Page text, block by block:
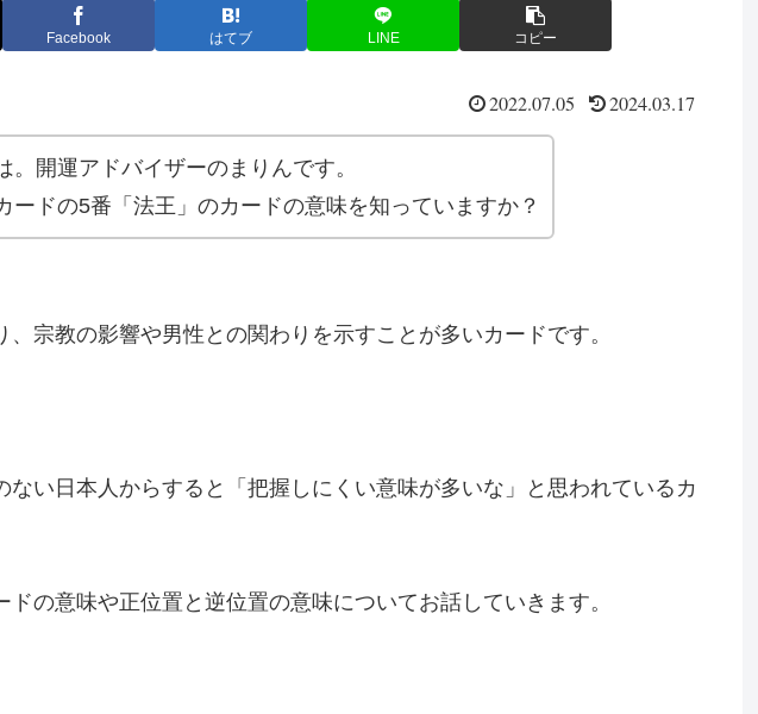
Facebook はてブ LINE コピー
2022.07.05 2024.03.17
。開運アドバイザーのまりんです。
ードの5番「法王」のカードの意味を知っていますか？
宗教の影響や男性との関わりを示すことが多いカードです。
ない日本人からすると「把握しにくい意味が多いな」と思われているカ
の意味や正位置と逆位置の意味についてお話していきます。